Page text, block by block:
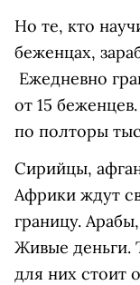
Но те, кто
беженцах,
Ежедневно
от 15
по полторы
Сирийцы,
Африки ждут
границу.
Живые деньги.
для них стоит